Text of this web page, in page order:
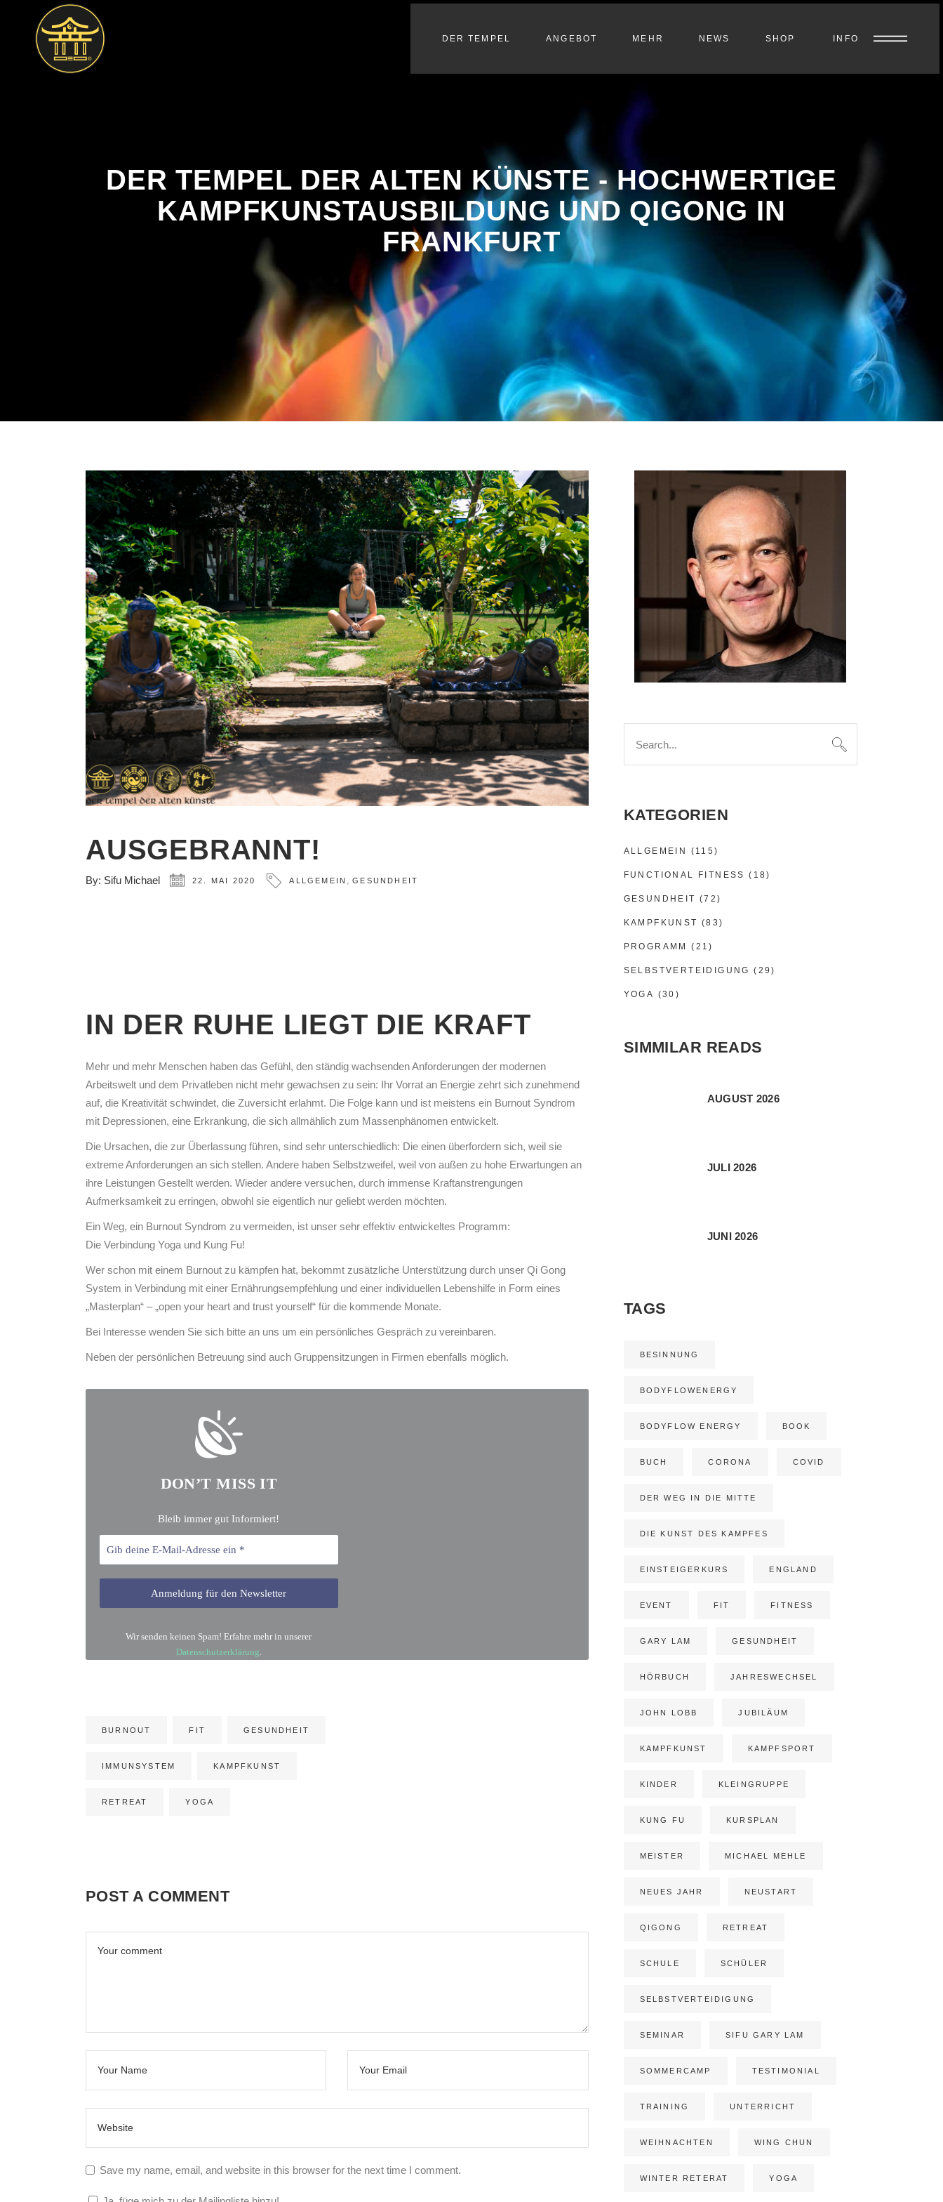
DER TEMPEL ANGEBOT MEHR NEWS SHOP INFO
DER TEMPEL DER ALTEN KÜNSTE - HOCHWERTIGE
KAMPFKUNSTAUSBILDUNG UND QIGONG IN
FRANKFURT
AUSGEBRANNT!
By: Sifu Michael 22. MAI 2020 ALLGEMEIN ,GESUNDHEIT
IN DER RUHE LIEGT DIE KRAFT
Mehr und mehr Menschen haben das Gefühl, den ständig wachsenden Anforderungen der modernen
Arbeitswelt und dem Privatleben nicht mehr gewachsen zu sein: Ihr Vorrat an Energie zehrt sich zunehmend
auf, die Kreativität schwindet, die Zuversicht erlahmt. Die Folge kann und ist meistens ein Burnout Syndrom
mit Depressionen, eine Erkrankung, die sich allmählich zum Massenphänomen entwickelt.
Die Ursachen, die zur Überlassung führen, sind sehr unterschiedlich: Die einen überfordern sich, weil sie
extreme Anforderungen an sich stellen. Andere haben Selbstzweifel, weil von außen zu hohe Erwartungen an
ihre Leistungen Gestellt werden. Wieder andere versuchen, durch immense Kraftanstrengungen
Aufmerksamkeit zu erringen, obwohl sie eigentlich nur geliebt werden möchten.
Ein Weg, ein Burnout Syndrom zu vermeiden, ist unser sehr effektiv entwickeltes Programm:
Die Verbindung Yoga und Kung Fu!
Wer schon mit einem Burnout zu kämpfen hat, bekommt zusätzliche Unterstützung durch unser Qi Gong
System in Verbindung mit einer Ernährungsempfehlung und einer individuellen Lebenshilfe in Form eines
„Masterplan“ – „open your heart and trust yourself“ für die kommende Monate.
Bei Interesse wenden Sie sich bitte an uns um ein persönliches Gespräch zu vereinbaren.
Neben der persönlichen Betreuung sind auch Gruppensitzungen in Firmen ebenfalls möglich.
DON’T MISS IT
Bleib immer gut Informiert!
Wir senden keinen Spam! Erfahre mehr in unserer
Datenschutzerklärung
BURNOUT FIT GESUNDHEIT
IMMUNSYSTEM KAMPFKUNST
RETREAT YOGA
POST A COMMENT
Save my name, email, and website in this browser for the next time I comment.
for:
KATEGORIEN
ALLGEMEIN (115)
FUNCTIONAL FITNESS (18)
GESUNDHEIT (72)
KAMPFKUNST (83)
PROGRAMM (21)
SELBSTVERTEIDIGUNG (29)
YOGA (30)
SIMMILAR READS
AUGUST 2026
JULI 2026
JUNI 2026
TAGS
BESINNUNG
BODYFLOWENERGY
BODYFLOW ENERGY BOOK
BUCH CORONA COVID
DER WEG IN DIE MITTE
DIE KUNST DES KAMPFES
EINSTEIGERKURS ENGLAND
EVENT FIT FITNESS
GARY LAM GESUNDHEIT
HÖRBUCH JAHRESWECHSEL
JOHN LOBB JUBILÄUM
KAMPFKUNST KAMPFSPORT
KINDER KLEINGRUPPE
KUNG FU KURSPLAN
MEISTER MICHAEL MEHLE
NEUES JAHR NEUSTART
QIGONG RETREAT
SCHULE SCHÜLER
SELBSTVERTEIDIGUNG
SEMINAR SIFU GARY LAM
SOMMERCAMP TESTIMONIAL
TRAINING UNTERRICHT
WEIHNACHTEN WING CHUN
WINTER RETERAT YOGA